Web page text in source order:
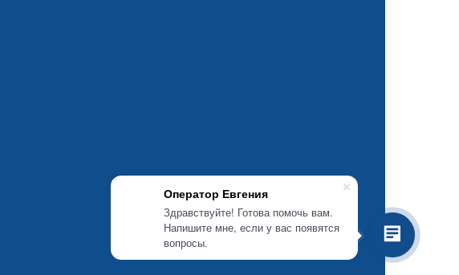
Оператор Евгения
Здравствуйте! Готова помочь вам.
Напишите мне, если у вас появятся
вопросы.